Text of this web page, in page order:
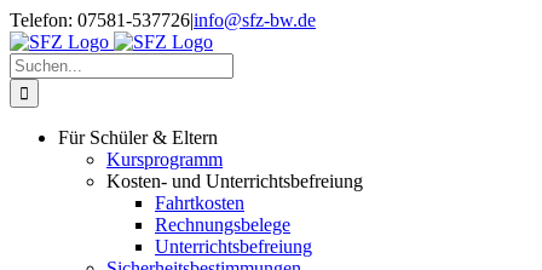
Zum
Inhalt
springen
Telefon: 07581-537726|info@sfz-bw.de
Suche
nach:
Für Schüler & Eltern
Kursprogramm
Kosten- und Unterrichtsbefreiung
Fahrtkosten
Rechnungsbelege
Unterrichtsbefreiung